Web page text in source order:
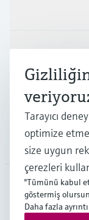
Endüstriler
Destek
Şirket
TUR •
Tarayıcı
optimize
size uygun
çerezleri
"Tümünü kabul
göstermiş
Daha fazla